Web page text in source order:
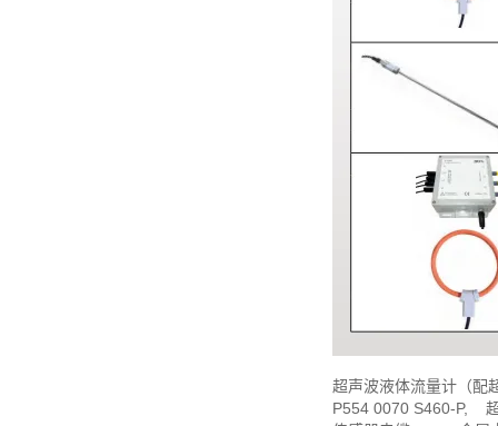
超声波液体流量计（配
P554 0070 S460-P,